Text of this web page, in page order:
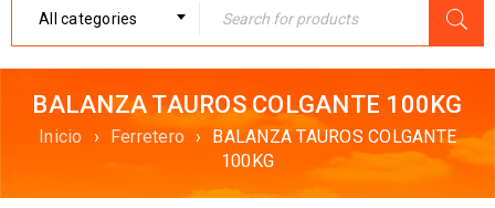
All categories
BALANZA TAUROS COLGANTE 100KG
Inicio › Ferretero ›
BALANZA TAUROS COLGANTE
100KG